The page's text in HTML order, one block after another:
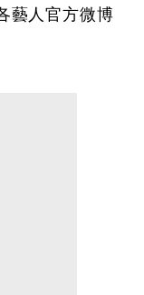
藝人官方微博